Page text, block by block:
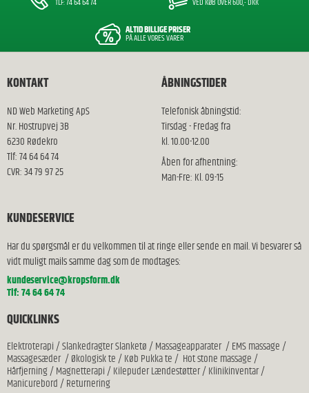
ALTID BILLIGE PRISER
PÅ ALLE VORES VARER
KONTAKT
ND Web Marketing ApS
Nr. Hostrupvej 3B
6230 Rødekro
Tlf: 74 64 64 74
CVR: 34 79 97 25
ÅBNINGSTIDER
Telefonisk åbningstid:
Tirsdag - Fredag fra
kl. 10.00-12.00
Åben for afhentning:
Man-Fre: Kl. 09-15
KUNDESERVICE
Har du spørgsmål er du velkommen til at ringe eller sende en mail. Vi besvarer så
vidt muligt mails samme dag som de modtages:
kundeservice@kropsform.dk
Tlf: 74 64 64 74
QUICKLINKS
Elektroterapi/Slankedragter Slanketø/Massageapparater/EMS massage/
Massagesæder/Økologisk te/Køb Pukka te/ Hot stone massage/
Hårfjerning/Magnetterapi/Kilepuder Lændestøtter/Klinikinventar/
Manicurebord/Returnering